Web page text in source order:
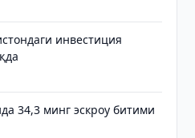
инвестиция
34,3 минг эскроу битими